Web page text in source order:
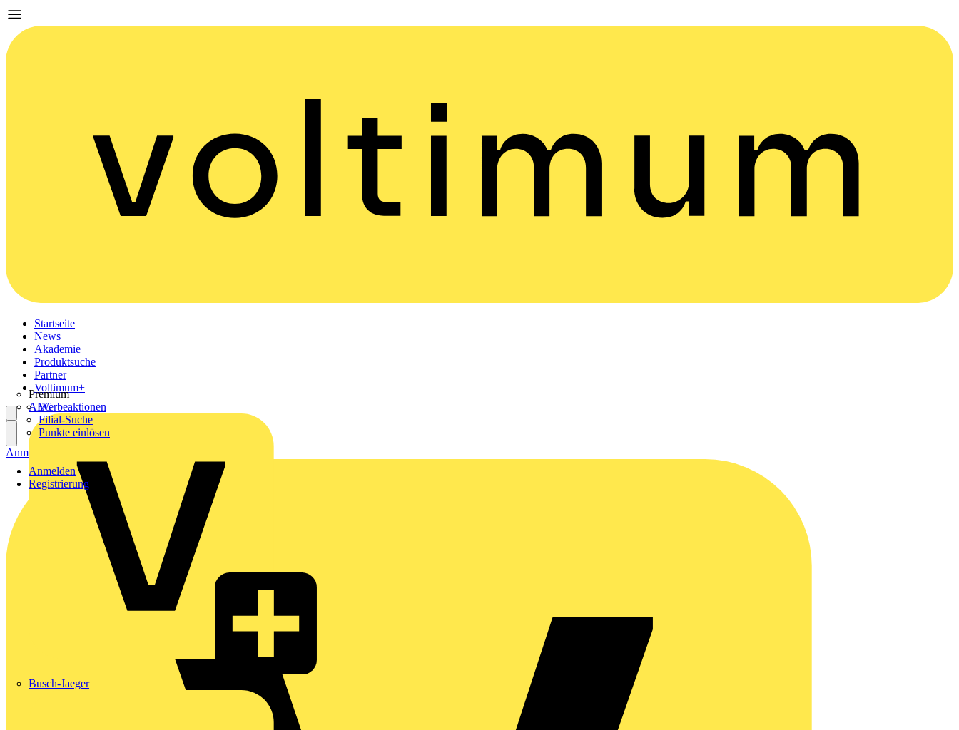
Startseite
News
Akademie
Produktsuche
Partner
Premium
AEG
Busch-Jaeger
Voltimum+
Werbeaktionen
Filial-Suche
Punkte einlösen
Anmelden
Registrierung
Anmelden